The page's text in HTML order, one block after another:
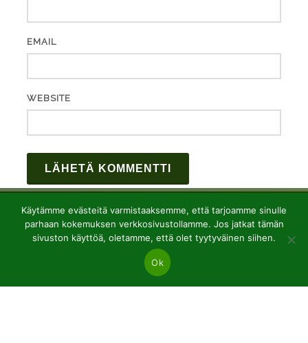
EMAIL
WEBSITE
Käytämme evästeitä varmistaaksemme, että tarjoamme sinulle
parhaan kokemuksen verkkosivustollamme. Jos jatkat tämän
sivuston käyttöä, oletamme, että olet tyytyväinen siihen.
Ok